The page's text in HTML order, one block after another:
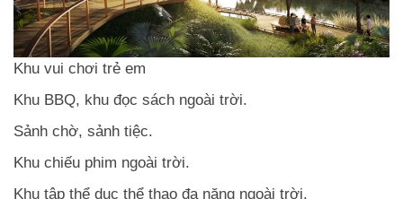
Khu vui chơi trẻ em
Khu BBQ, khu đọc sách ngoài trời.
Sảnh chờ, sảnh tiệc.
Khu chiếu phim ngoài trời.
Khu tập thể dục thể thao đa năng ngoài trời.